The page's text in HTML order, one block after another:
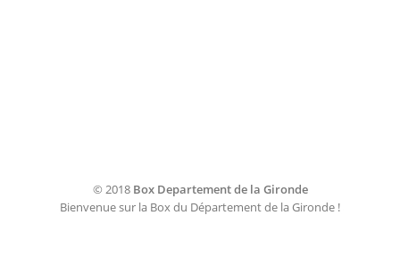
© 2018 Box Departement de la Gironde
Bienvenue sur la Box du Département de la Gironde !